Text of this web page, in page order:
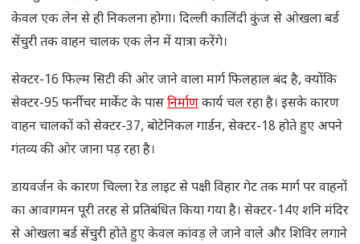
केवल एक लेन से ही निकलना होगा। दिल्ली कालिंदी कुंज से ओखला बर्ड
सेंचुरी तक वाहन चालक एक लेन में यात्रा करेंगे।
सेक्टर-16 फिल्म सिटी की ओर जाने वाला मार्ग फिलहाल बंद है, क्योंकि
सेक्टर-95 फर्नीचर मार्केट के पासनिर्माणकार्य चल रहा है। इसके कारण
वाहन चालकों को सेक्टर-37, बोटेनिकल गार्डन, सेक्टर-18 होते हुए अपने
गंतव्य की ओर जाना पड़ रहा है।
डायवर्जन के कारण चिल्ला रेड लाइट से पक्षी विहार गेट तक मार्ग पर वाहनों
का आवागमन पूरी तरह से प्रतिबंधित किया गया है। सेक्टर-14ए शनि मंदिर
से ओखला बर्ड सेंचुरी होते हुए केवल कांवड़ ले जाने वाले और शिविर लगाने